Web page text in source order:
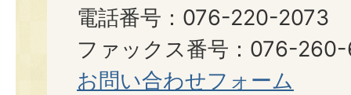
電話番号：076-220-2073
ファックス番号：076-
お問い合わせフォーム